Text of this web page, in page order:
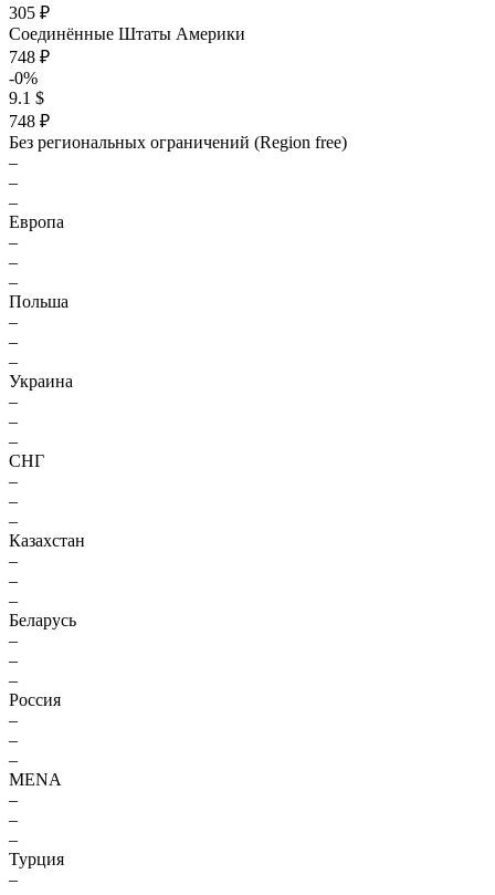
305 ₽
Соединённые Штаты Америки
748 ₽
-0%
9.1 $
748 ₽
Без региональных ограничений (Region free)
–
–
–
Европа
–
–
–
Польша
–
–
–
Украина
–
–
–
СНГ
–
–
–
Казахстан
–
–
–
Беларусь
–
–
–
Россия
–
–
–
MENA
–
–
–
Турция
–